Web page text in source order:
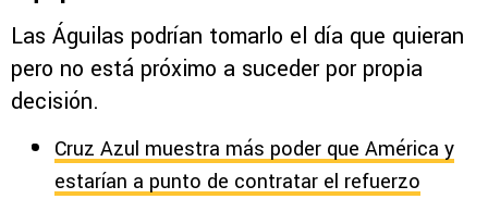
Las Águilas podrían tomarlo el día que quieran
pero no está próximo a suceder por propia
decisión.
Cruz Azul muestra más poder que América y
estarían a punto de contratar el refuerzo